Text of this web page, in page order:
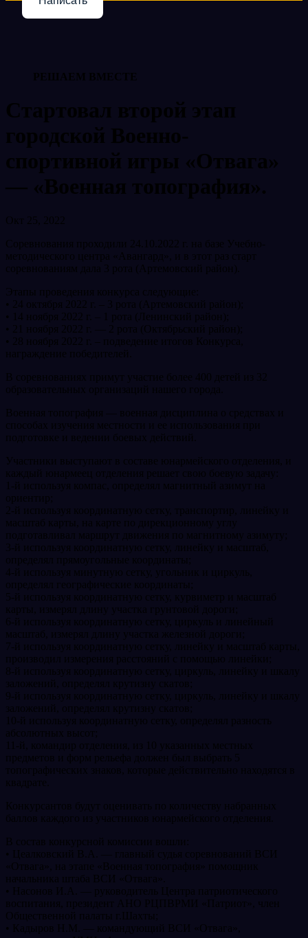
РЕШАЕМ ВМЕСТЕ
Стартовал второй этап
городской Военно-
спортивной игры «Отвага»
— «Военная топография».
Окт 25, 2022
Соревнования проходили 24.10.2022 г. на базе Учебно-
методического центра «Авангард», и в этот раз старт
соревнованиям дала 3 рота (Артемовский район).
Этапы проведения конкурса следующие:
• 24 октября 2022 г. – 3 рота (Артемовский район);
• 14 ноября 2022 г. – 1 рота (Ленинский район);
• 21 ноября 2022 г. — 2 рота (Октябрьский район);
• 28 ноября 2022 г. – подведение итогов Конкурса,
награждение победителей.
В соревнованиях примут участие более 400 детей из 32
образовательных организаций нашего города.
Военная топография — военная дисциплина о средствах и
способах изучения местности и ее использования при
подготовке и ведении боевых действий.
Участники выступают в составе юнармейского отделения, и
каждый юнармеец отделения решает свою боевую задачу:
1-й используя компас, определял магнитный азимут на
ориентир;
2-й используя координатную сетку, транспортир, линейку и
масштаб карты, на карте по дирекционному углу
подготавливал маршрут движения по магнитному азимуту;
3-й используя координатную сетку, линейку и масштаб,
определял прямоугольные координаты;
4-й используя минутную сетку, угольник и циркуль,
определял географические координаты;
5-й используя координатную сетку, курвиметр и масштаб
карты, измерял длину участка грунтовой дороги;
6-й используя координатную сетку, циркуль и линейный
масштаб, измерял длину участка железной дороги;
7-й используя координатную сетку, линейку и масштаб карты,
производил измерения расстояний с помощью линейки;
8-й используя координатную сетку, циркуль, линейку и шкалу
заложений, определял крутизну скатов;
9-й используя координатную сетку, циркуль, линейку и шкалу
заложений, определял крутизну скатов;
10-й используя координатную сетку, определял разность
абсолютных высот;
11-й, командир отделения, из 10 указанных местных
предметов и форм рельефа должен был выбрать 5
топографических знаков, которые действительно находятся в
квадрате.
Конкурсантов будут оценивать по количеству набранных
баллов каждого из участников юнармейского отделения.
В состав конкурсной комиссии вошли:
• Цеалковский В.А. — главный судья соревнований ВСИ
«Отвага», на этапе «Военная топография» помощник
начальника штаба ВСИ «Отвага».
• Насонов И.А. — руководитель Центра патриотического
воспитания, президент АНО РЦПВРМИ «Патриот», член
Общественной палаты г.Шахты;
• Кадыров Н.М. — командующий ВСИ «Отвага»,